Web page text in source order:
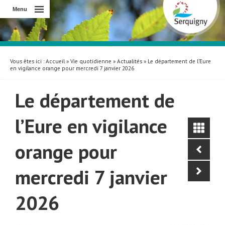
Menu
Vous êtes ici :Accueil» Vie quotidienne » Actualités » Le département de l’Eure
en vigilance orange pour mercredi 7 janvier 2026
Le département de
l’Eure en vigilance
orange pour
mercredi 7 janvier
2026